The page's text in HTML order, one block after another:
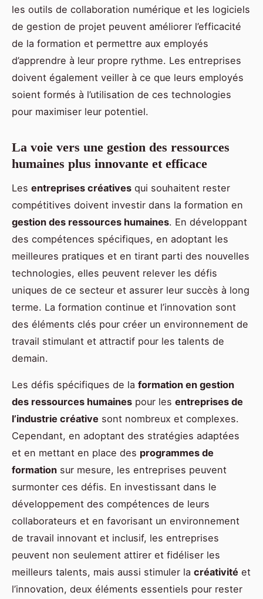
les outils de collaboration numérique et les logiciels
de gestion de projet peuvent améliorer l’efficacité
de la formation et permettre aux employés
d’apprendre à leur propre rythme. Les entreprises
doivent également veiller à ce que leurs employés
soient formés à l’utilisation de ces technologies
pour maximiser leur potentiel.
La voie vers une gestion des ressources
humaines plus innovante et efficace
Les entreprises créatives qui souhaitent rester
compétitives doivent investir dans la formation en
gestion des ressources humaines. En développant
des compétences spécifiques, en adoptant les
meilleures pratiques et en tirant parti des nouvelles
technologies, elles peuvent relever les défis
uniques de ce secteur et assurer leur succès à long
terme. La formation continue et l’innovation sont
des éléments clés pour créer un environnement de
travail stimulant et attractif pour les talents de
demain.
Les défis spécifiques de la formation en gestion
des ressources humaines pour les entreprises de
l’industrie créative sont nombreux et complexes.
Cependant, en adoptant des stratégies adaptées
et en mettant en place des programmes de
formation sur mesure, les entreprises peuvent
surmonter ces défis. En investissant dans le
développement des compétences de leurs
collaborateurs et en favorisant un environnement
de travail innovant et inclusif, les entreprises
peuvent non seulement attirer et fidéliser les
meilleurs talents, mais aussi stimuler la créativité et
l’innovation, deux éléments essentiels pour rester